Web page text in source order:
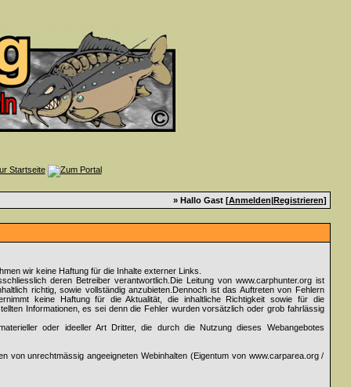
» Hallo Gast [Anmelden|Registrieren]
wir keine Haftung für die Inhalte externer Links.
deren Betreiber verantwortlich.Die Leitung von www.carphunter.org ist
richtig, sowie vollständig anzubieten.Dennoch ist das Auftreten von Fehlern
keine Haftung für die Aktualität, die inhaltliche Richtigkeit sowie für die
Informationen, es sei denn die Fehler wurden vorsätzlich oder grob fahrlässig
oder ideeller Art Dritter, die durch die Nutzung dieses Webangebotes
von unrechtmässig angeeigneten Webinhalten (Eigentum von www.carparea.org /